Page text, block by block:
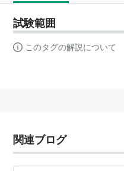
試験範囲
このタグの解説について
関連ブログ